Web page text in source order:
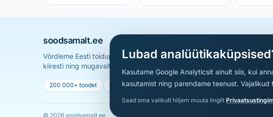
soodsamalt.ee
Võrdleme Eesti toidupoodide hindu ja aitame sul leida parimad
kiiresti ning mugavalt.
200 000+ toodet 15+ poodi Uueneb iga päev
© 2026 soodsamalt.ee
Lubad
Kasutame Google Analyticsit ainult siis, kui
kasutamist ning parendame teenust.
Saad oma valikult hiljem muuta lingilt